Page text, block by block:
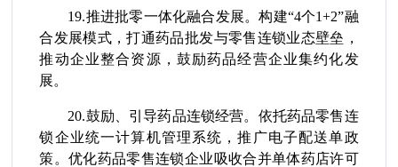
19.推进批零一体化融合发展。构建“4个1+2”融
合发展模式，打通药品批发与零售连锁业态壁垒，
推动企业整合资源，鼓励药品经营企业集约化发
展。
20.鼓励、引导药品连锁经营。依托药品零售连
锁企业统一计算机管理系统，推广电子配送单政
策。优化药品零售连锁企业吸收合并单体药店许可